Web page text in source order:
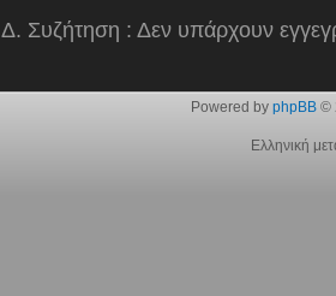
Συζήτηση : Δεν υπάρχουν
Powered by phpBB©
Ελληνική